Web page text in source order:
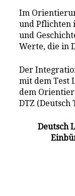
Im
und Pflichten
und
Werte, die in
Der
mit dem Test
dem
DTZ
Deutsch